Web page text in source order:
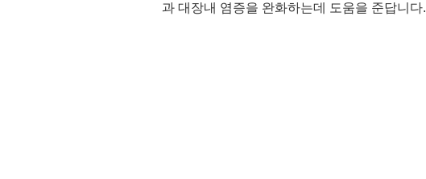
과 대장내 염증을 완화하는데 도움을 준답니다.